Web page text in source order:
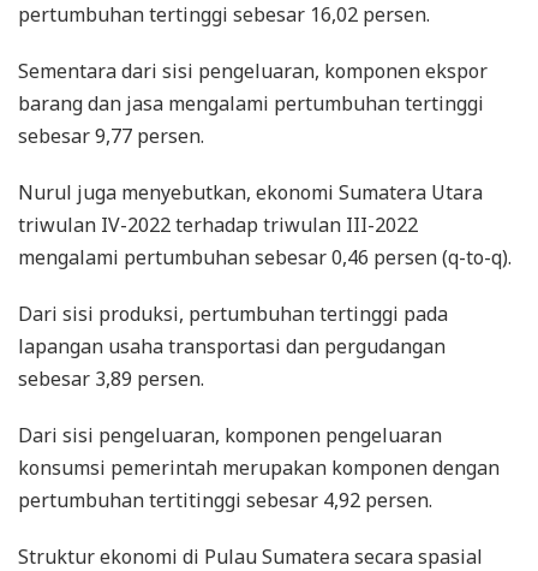
pertumbuhan tertinggi sebesar 16,02 persen.
Sementara dari sisi pengeluaran, komponen ekspor
barang dan jasa mengalami pertumbuhan tertinggi
sebesar 9,77 persen.
Nurul juga menyebutkan, ekonomi Sumatera Utara
triwulan IV-2022 terhadap triwulan III-2022
mengalami pertumbuhan sebesar 0,46 persen (q-to-q).
Dari sisi produksi, pertumbuhan tertinggi pada
lapangan usaha transportasi dan pergudangan
sebesar 3,89 persen.
Dari sisi pengeluaran, komponen pengeluaran
konsumsi pemerintah merupakan komponen dengan
pertumbuhan tertitinggi sebesar 4,92 persen.
Struktur ekonomi di Pulau Sumatera secara spasial